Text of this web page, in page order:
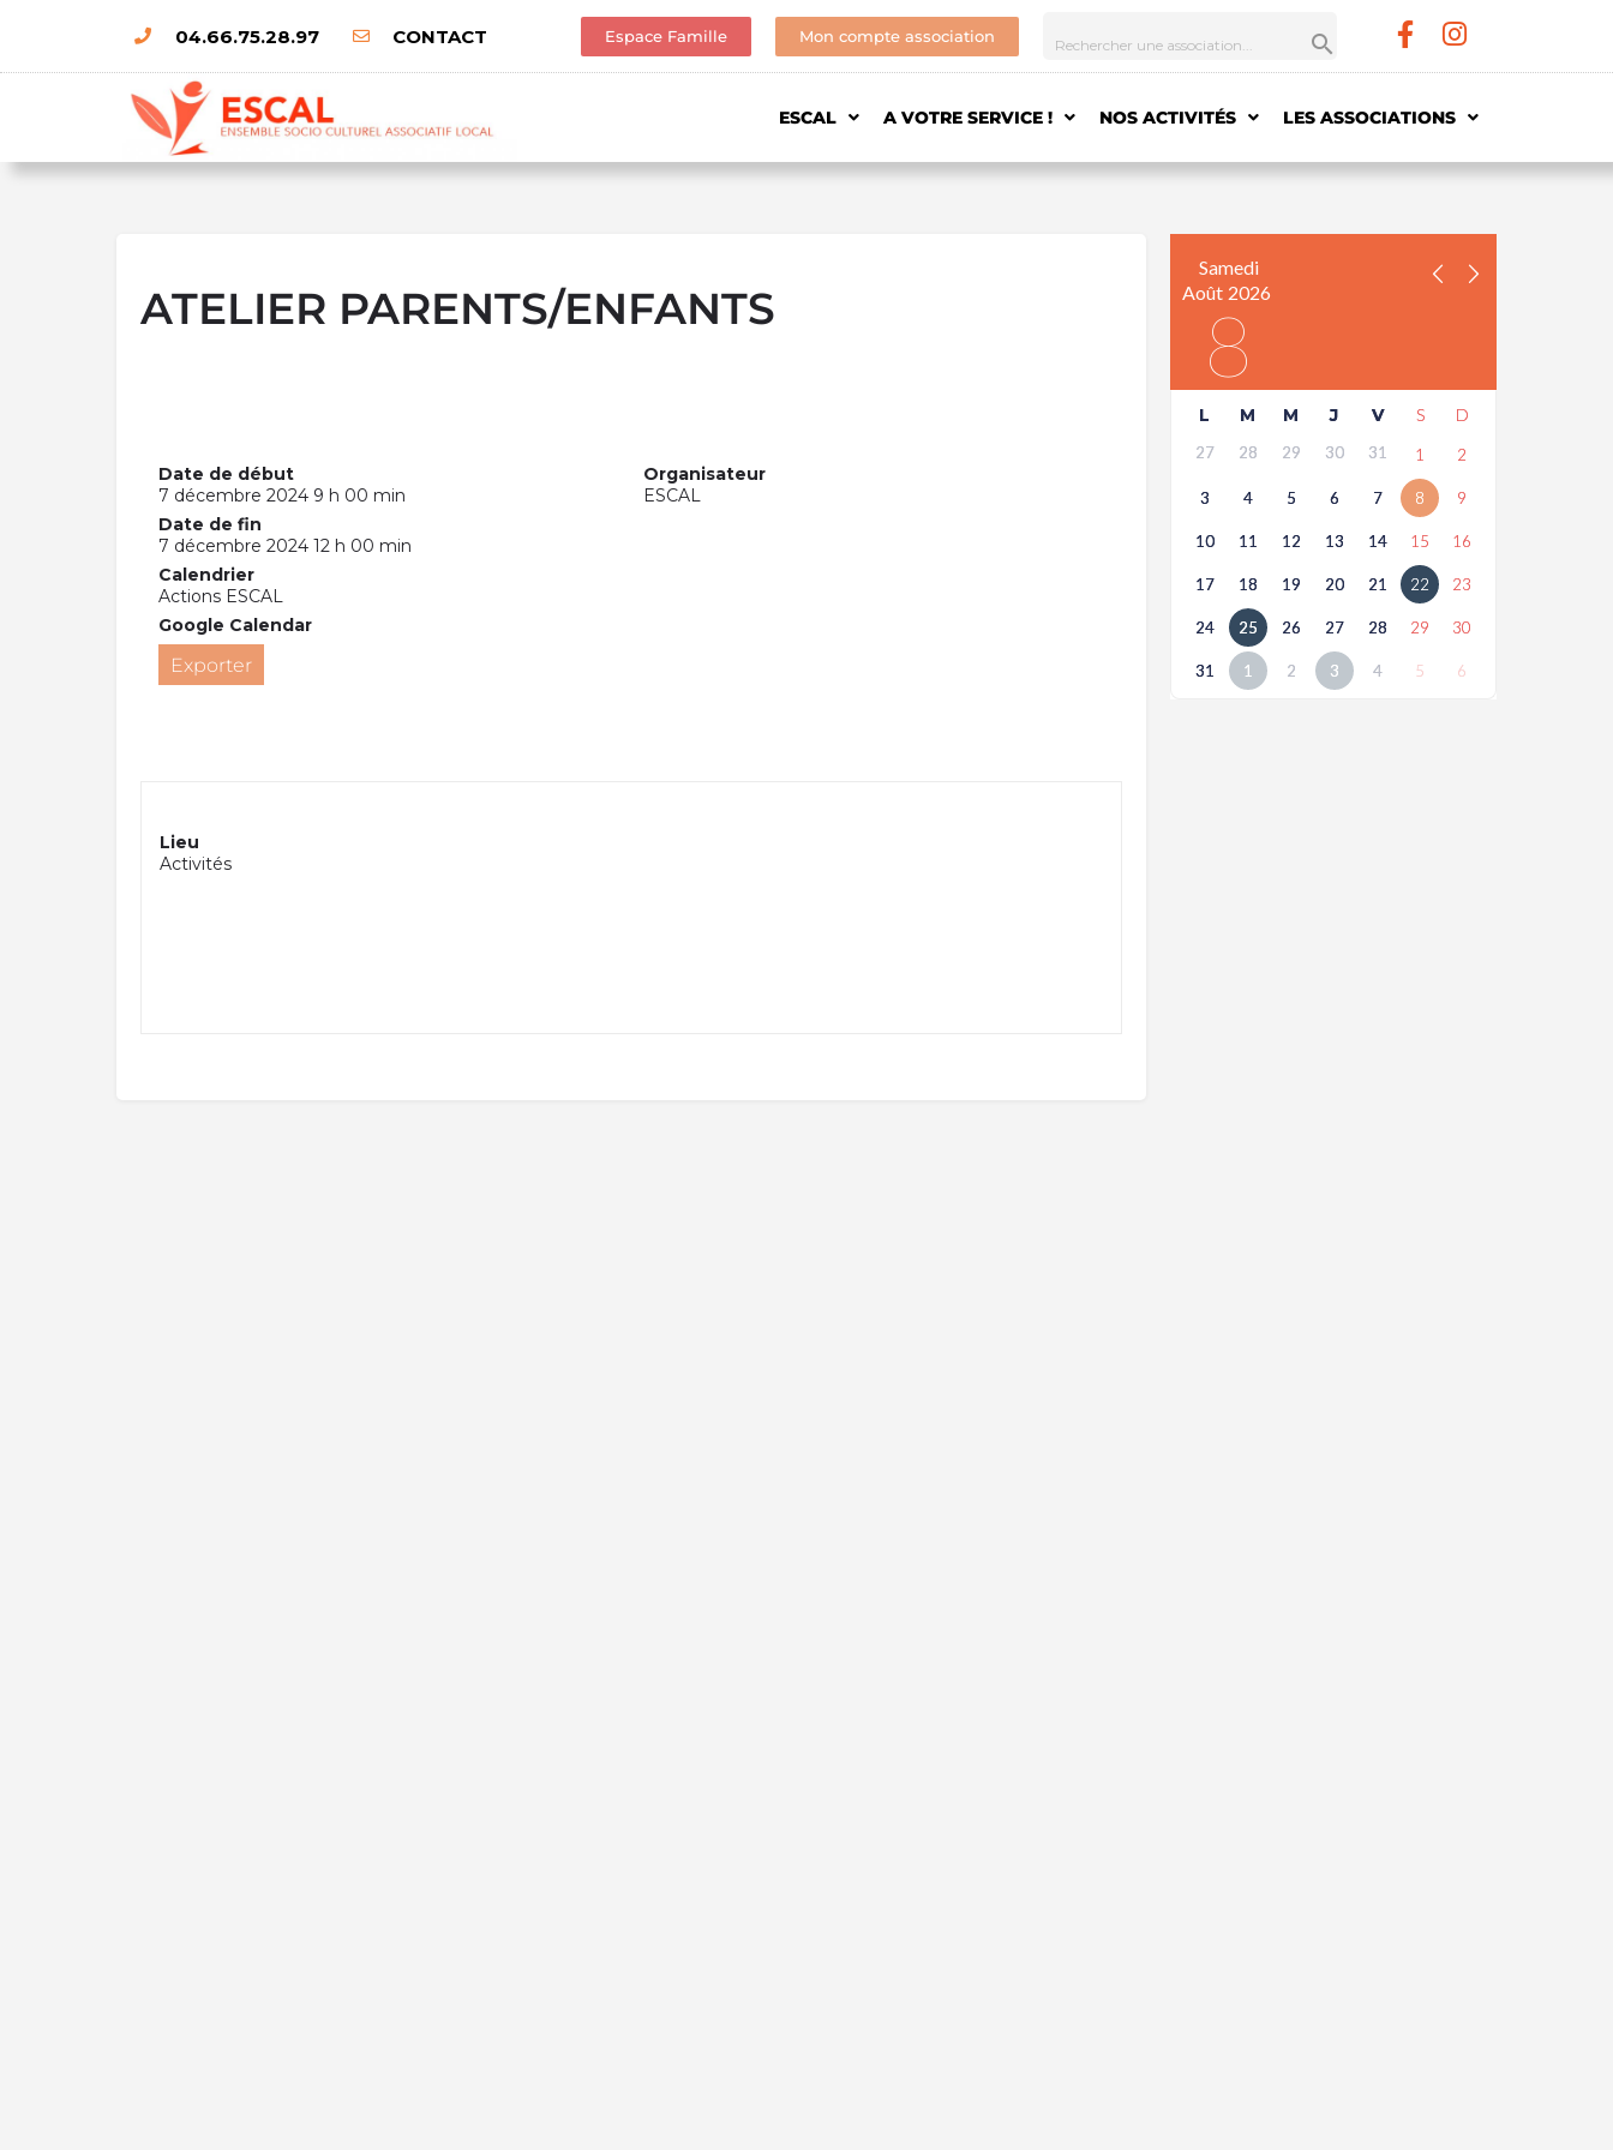
04.66.75.28.97 CONTACT Espace Famille Mon compte association
ESCAL A VOTRE SERVICE ! NOS ACTIVITÉS LES ASSOCIATIONS
ATELIER PARENTS/ENFANTS
Date de début
7 décembre 2024 9 h 00 min
Date de fin
7 décembre 2024 12 h 00 min
Calendrier
Actions ESCAL
Google Calendar
Exporter
Organisateur
ESCAL
Lieu
Activités
Samedi
Août 2026
8
L M M J V S D
27 28 29 30 31 1 2
3 4 5 6 7 8 9
10 11 12 13 14 15 16
17 18 19 20 21 22 23
24 25 26 27 28 29 30
31 1 2 3 4 5 6